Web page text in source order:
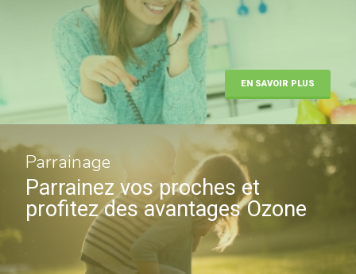
EN SAVOIR PLUS
Parrainage
Parrainez vos proches et
profitez des avantages Ozone